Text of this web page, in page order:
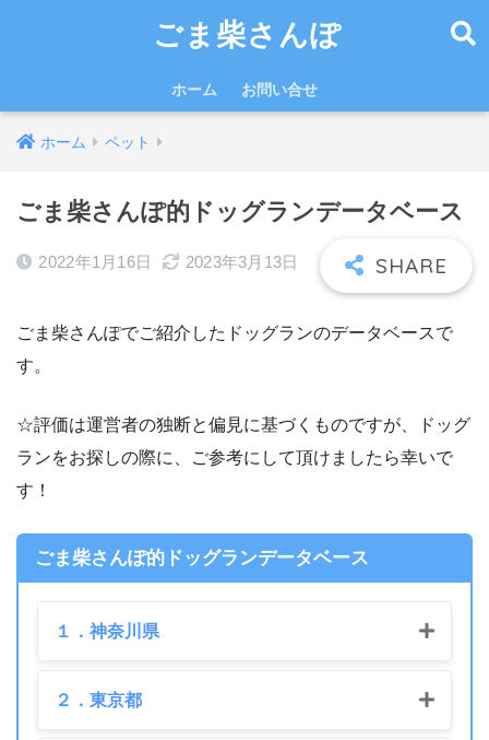
ごま柴さんぽ
ホーム お問い合せ
ホーム ペット
ごま柴さんぽ的ドッグランデータベース
2022年1月16日 2023年3月13日
ごま柴さんぽでご紹介したドッグランのデータベースで
す。
☆評価は運営者の独断と偏見に基づくものですが、ドッグ
ランをお探しの際に、ご参考にして頂けましたら幸いで
す！
ごま柴さんぽ的ドッグランデータベース
１．神奈川県
２．東京都